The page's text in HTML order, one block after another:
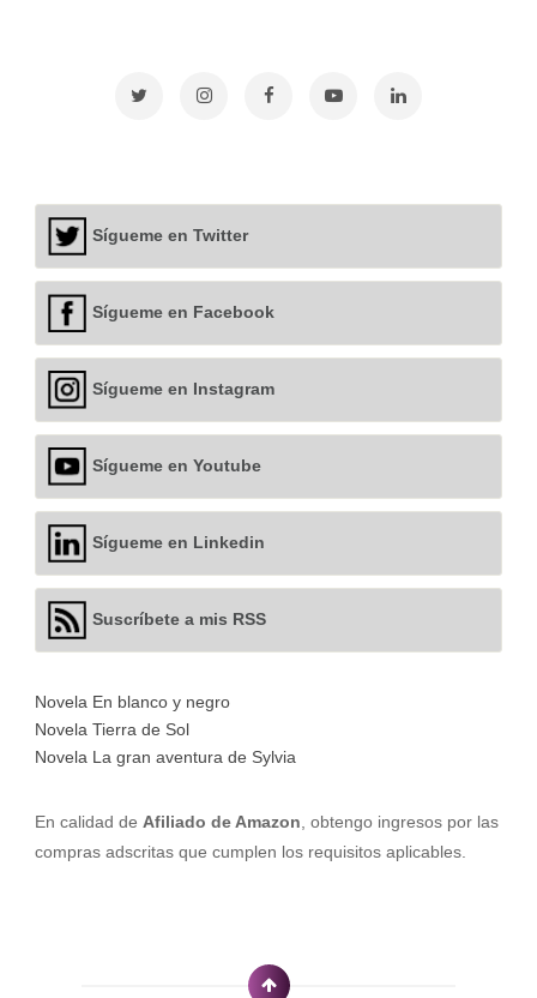
Sígueme en Twitter
Sígueme en Facebook
Sígueme en Instagram
Sígueme en Youtube
Sígueme en Linkedin
Suscríbete a mis RSS
Novela En blanco y negro
Novela Tierra de Sol
Novela La gran aventura de Sylvia
En calidad de Afiliado de Amazon , obtengo ingresos por las
compras adscritas que cumplen los requisitos aplicables.